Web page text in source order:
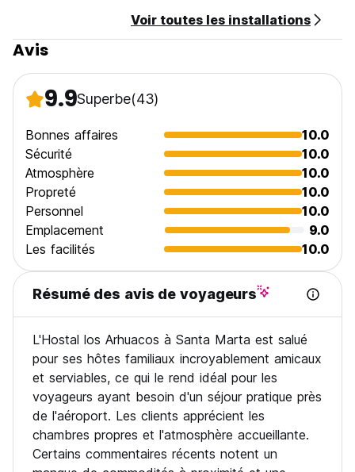
Voir toutes les installations
Avis
9.9Superbe(43)
Bonnes affaires
10.0
Sécurité
10.0
Atmosphère
10.0
Propreté
10.0
Personnel
10.0
Emplacement
9.0
Les facilités
10.0
Résumé des avis de voyageurs
L'Hostal los Arhuacos à Santa Marta est salué
pour ses hôtes familiaux incroyablement amicaux
et serviables, ce qui le rend idéal pour les
voyageurs ayant besoin d'un séjour pratique près
de l'aéroport. Les clients apprécient les
chambres propres et l'atmosphère accueillante.
Certains commentaires récents notent un